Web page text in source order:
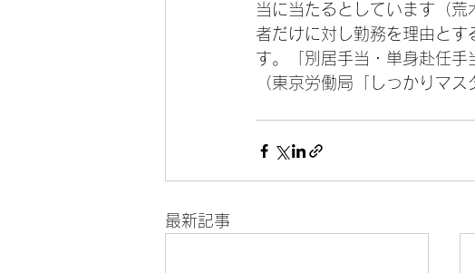
当に当たるとしています（
者だけに対し勤務を理由と
す。「別居手当・単身赴任
（東京労働局「しっかりマス
最新記事